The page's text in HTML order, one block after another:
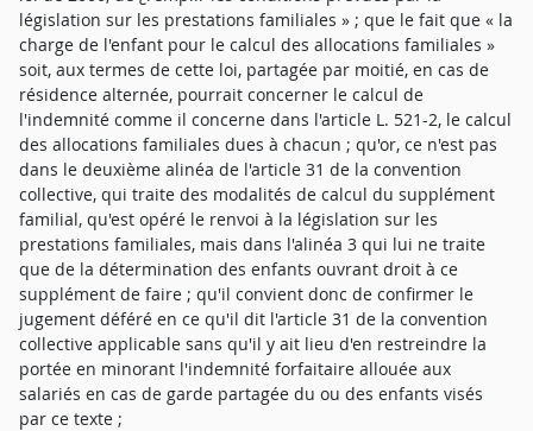
législation sur les prestations familiales » ; que le fait que « la
charge de l'enfant pour le calcul des allocations familiales »
soit, aux termes de cette loi, partagée par moitié, en cas de
résidence alternée, pourrait concerner le calcul de
l'indemnité comme il concerne dans l'article L. 521-2, le calcul
des allocations familiales dues à chacun ; qu'or, ce n'est pas
dans le deuxième alinéa de l'article 31 de la convention
collective, qui traite des modalités de calcul du supplément
familial, qu'est opéré le renvoi à la législation sur les
prestations familiales, mais dans l'alinéa 3 qui lui ne traite
que de la détermination des enfants ouvrant droit à ce
supplément de faire ; qu'il convient donc de confirmer le
jugement déféré en ce qu'il dit l'article 31 de la convention
collective applicable sans qu'il y ait lieu d'en restreindre la
portée en minorant l'indemnité forfaitaire allouée aux
salariés en cas de garde partagée du ou des enfants visés
par ce texte ;